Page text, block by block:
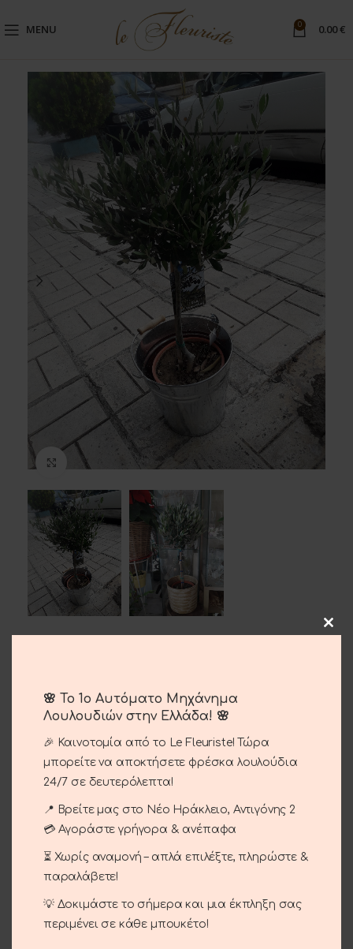
MENU 0 0.00€
Μεγέθυνση
Ανθεκτική σε δύσκολες συνθήκες με λεπτά φύλλα
Σύγκριση Αγαπημένο
Κωδικός προϊόντος:
Κατηγορίες: Bonsai Εγκαίνια, Επίσκεψη, Εταιρικά
Περιστάσεις , Φυτά
🌸 Το 1ο Αυτόματο Μηχάνημα
Λουλουδιών στην Ελλάδα! 🌸
🎉 Καινοτομία από το Le Fleuriste! Τώρα
μπορείτε να αποκτήσετε φρέσκα λουλούδια
24/7 σε δευτερόλεπτα!
📍 Βρείτε μας στο Νέο Ηράκλειο, Αντιγόνης 2
💳 Αγοράστε γρήγορα & ανέπαφα
⏳ Χωρίς αναμονή – απλά επιλέξτε, πληρώστε &
παραλάβετε!
💡 Δοκιμάστε το σήμερα και μια έκπληξη σας
περιμένει σε κάθε μπουκέτο!